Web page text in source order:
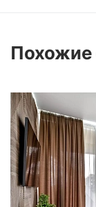
Похожие